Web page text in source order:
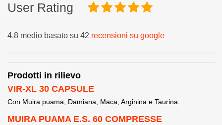
User Rating
4.8 medio basato su 42 recensioni su google
Prodotti in rilievo
VIR-XL 30 CAPSULE
Con Muira puama, Damiana, Maca, Arginina e Taurina.
MUIRA PUAMA E.S. 60 COMPRESSE